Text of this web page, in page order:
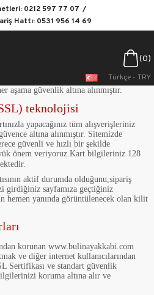
0212 597 77 07
Hattı: 0531 956 14 69
0
Türkçe - TRY
aşama güvenlik altına alınmıştır.
teknolojisi
yapacağınız tüm alışverişleriniz
altına alınmıştır. Sitemizde
güvenli ve hızlı bir şekilde
önem veriyoruz.Kart bilgileriniz 128
aktif durumda olduğunu,sipariş
girdiğiniz sayfamıza geçtiğiniz
hemen yanında görüntülenecek olan kilit
korunan www.bulinayakkabi.com
ve diğer internet kullanıcılarından
Sertifikası ve standart güvenlik
koruma altına alır ve